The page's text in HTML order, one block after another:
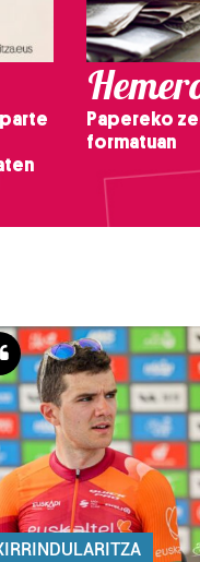
parte
Papereko
formatuan